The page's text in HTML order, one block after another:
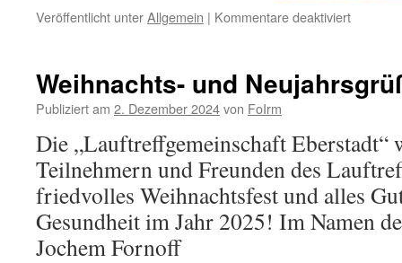
Veröffentlicht unterAllgemein | Kommentare deaktiviertfür
Weihnachts- und
Publiziert am 2. Dezember 2024von FoIrm
Die „Lauftreffgemeinschaft Eberstadt“
Teilnehmern und Freunden des
friedvolles Weihnachtsfest und alles
Gesundheit im Jahr 2025! Im Namen
Jochem Fornoff